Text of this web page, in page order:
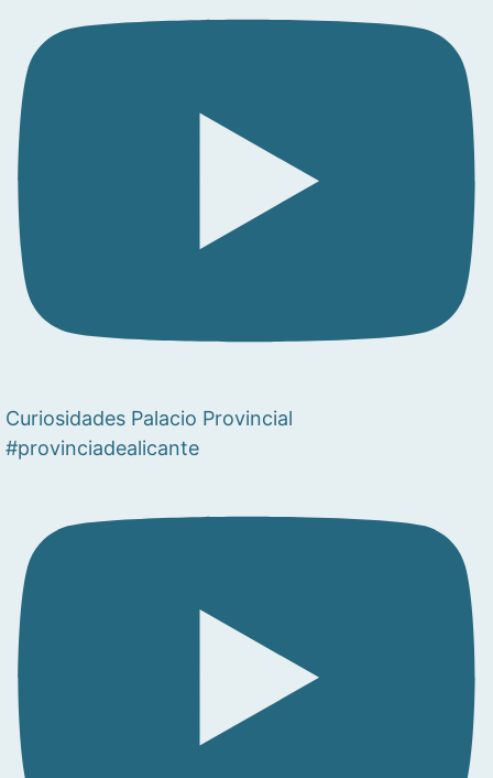
Curiosidades Palacio Provincial
#provinciadealicante